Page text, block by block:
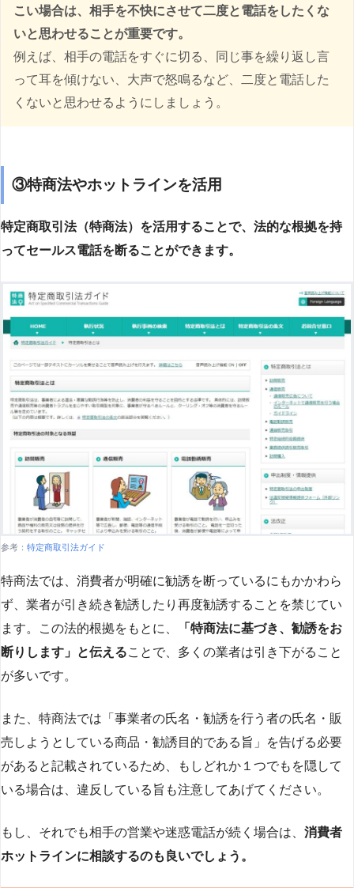
こい場合は、相手を不快にさせて二度と電話をしたくな
いと思わせることが重要です。
例えば、相手の電話をすぐに切る、同じ事を繰り返し言
って耳を傾けない、大声で怒鳴るなど、二度と電話した
くないと思わせるようにしましょう。
③特商法やホットラインを活用
特定商取引法（特商法）を活用することで、法的な根拠を持
ってセールス電話を断ることができます。
参考： 特定商取引法ガイド
特商法では、消費者が明確に勧誘を断っているにもかかわら
ず、業者が引き続き勧誘したり再度勧誘することを禁じてい
ます。この法的根拠をもとに、
「特商法に基づき、勧誘をお
断りします」と伝えることで、多くの業者は引き下がること
が多いです​​。
また、特商法では「事業者の氏名・勧誘を行う者の氏名・販
売しようとしている商品・勧誘目的である旨」を告げる必要
があると記載されているため、もしどれか１つでもを隠して
いる場合は、違反している旨も注意してあげてください。
もし、それでも相手の営業や迷惑電話が続く場合は、 消費者
ホットラインに相談するのも良いでしょう。